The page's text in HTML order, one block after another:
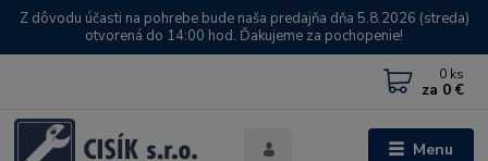
Z dôvodu účasti na pohrebe bude naša predajňa dňa 5.8.2026 (streda)
otvorená do 14:00 hod. Ďakujeme za pochopenie!
Menu
0 ks
za 0 €